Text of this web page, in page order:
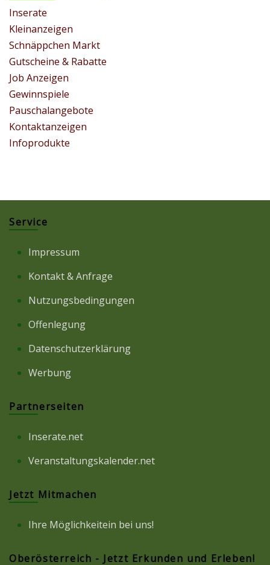
Inserate
Kleinanzeigen
Schnäppchen Markt
Gutscheine & Rabatte
Job Anzeigen
Gewinnspiele
Pauschalangebote
Kontaktanzeigen
Infoprodukte
Service
Impressum
Kontakt & Anfrage
Nutzungsbedingungen
Offenlegung
Datenschutzerklärung
Werbung
Partnerseiten
Inserate.net
Veranstaltungskalender.net
Jetzt Mitmachen
Ihre Möglichkeitein bei uns!
Oberösterreich - Jetzt Erkunden und Erleben!